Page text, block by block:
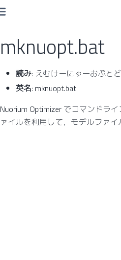
mknuopt.bat
読み: えむけーにゅーおぷと
英名: mknuopt.bat
Nuorium Optimizer でコマンドラ
ァイルを利用して，モデルファ